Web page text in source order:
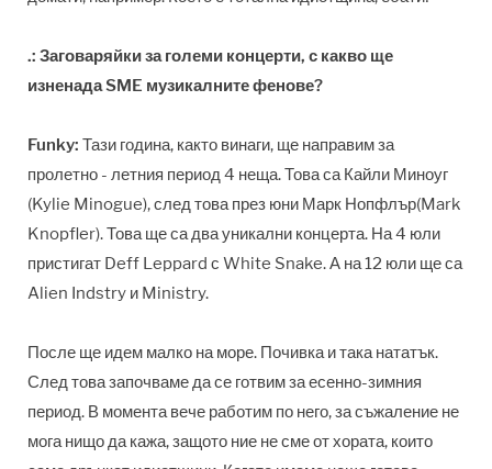
.: Заговаряйки за големи концерти, с какво ще
изненада SME музикалните фенове?
Funky: Тази година, както винаги, ще направим за
пролетно - летния период 4 неща. Това са Кайли Миноуг
(Kylie Minogue), след това през юни Марк Нопфлър(Mark
Knopfler). Това ще са два уникални концерта. На 4 юли
пристигат Deff Leppard с White Snake. А на 12 юли ще са
Alien Indstry и Ministry.
После ще идем малко на море. Почивка и така нататък.
След това започваме да се готвим за есенно-зимния
период. В момента вече работим по него, за съжаление не
мога нищо да кажа, защото ние не сме от хората, които